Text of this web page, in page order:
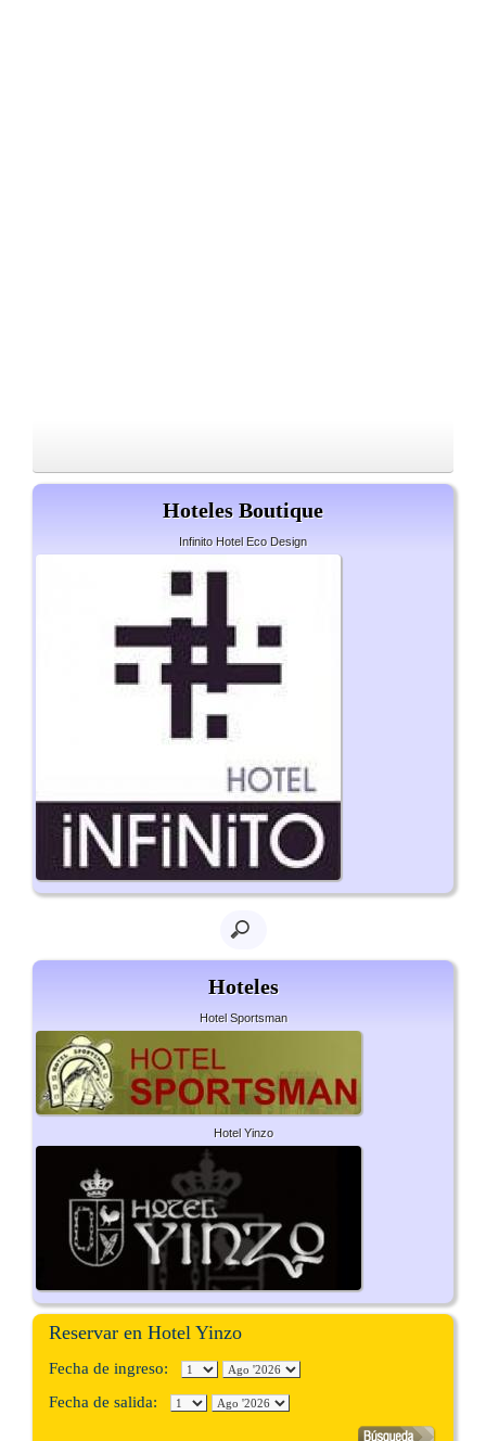
Hoteles Boutique
Infinito Hotel Eco Design
Hoteles
Hotel Sportsman
Hotel Yinzo
Reservar en Hotel Yinzo
Fecha de ingreso:
Fecha de salida: